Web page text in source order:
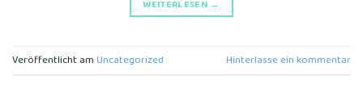
WEITERLESEN →
Veröffentlicht amUncategorized Hinterlasse ein kommentar